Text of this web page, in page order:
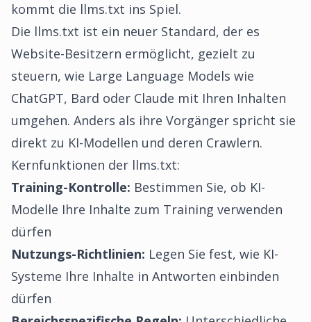
kommt die llms.txt ins Spiel.
Die llms.txt ist ein neuer Standard, der es
Website-Besitzern ermöglicht, gezielt zu
steuern, wie Large Language Models wie
ChatGPT, Bard oder Claude mit Ihren Inhalten
umgehen. Anders als ihre Vorgänger spricht sie
direkt zu KI-Modellen und deren Crawlern.
Kernfunktionen der llms.txt:
Training-Kontrolle: Bestimmen Sie, ob KI-
Modelle Ihre Inhalte zum Training verwenden
dürfen
Nutzungs-Richtlinien: Legen Sie fest, wie KI-
Systeme Ihre Inhalte in Antworten einbinden
dürfen